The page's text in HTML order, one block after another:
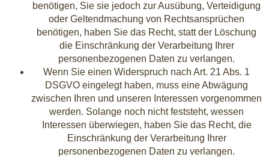
benötigen, Sie sie jedoch zur Ausübung, Verteidigung
oder Geltendmachung von Rechtsansprüchen
benötigen, haben Sie das Recht, statt der Löschung
die Einschränkung der Verarbeitung Ihrer
personenbezogenen Daten zu verlangen.
Wenn Sie einen Widerspruch nach Art. 21 Abs. 1
DSGVO eingelegt haben, muss eine Abwägung
zwischen Ihren und unseren Interessen vorgenommen
werden. Solange noch nicht feststeht, wessen
Interessen überwiegen, haben Sie das Recht, die
Einschränkung der Verarbeitung Ihrer
personenbezogenen Daten zu verlangen.